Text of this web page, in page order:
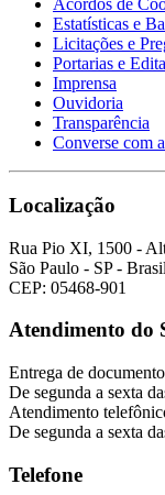
Acordos de
Estatísticas e
Licitações e
Portarias e
Imprensa
Ouvidoria
Transparência
Converse com
Localização
Rua Pio XI, 1500 -
São Paulo - SP - Brasil
CEP: 05468-901
Atendimento do
Entrega de
De segunda a sexta
Atendimento
De segunda a sexta
Telefone